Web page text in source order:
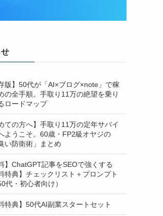
版】50代が「AI×ブログ×note」で稼
の全手順。手取り11万の絶望を乗り
ロードマップ
ての方へ】手取り11万の定年サバイ
ようこそ。60歳・FP2級オヤジの
い防衛術」まとめ
】ChatGPT記事をSEOで強くする
特典】チェックリスト＋プロンプト
代・初心者向け）
特典】50代AI副業スタートセット